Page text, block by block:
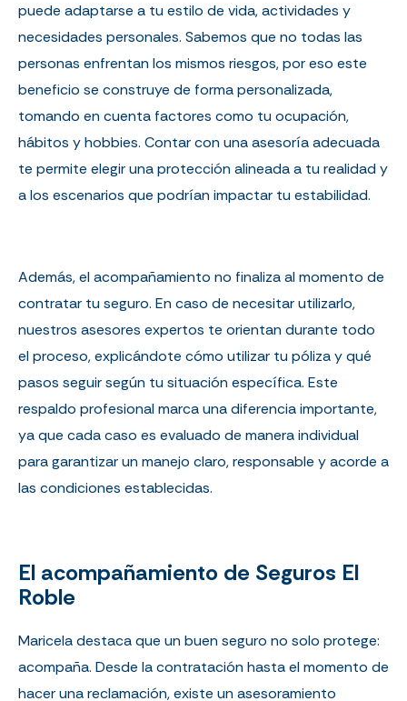
puede adaptarse a tu estilo de vida, actividades y
necesidades personales. Sabemos que no todas las
personas enfrentan los mismos riesgos, por eso este
beneficio se construye de forma personalizada,
tomando en cuenta factores como tu ocupación,
hábitos y hobbies. Contar con una asesoría adecuada
te permite elegir una protección alineada a tu realidad y
a los escenarios que podrían impactar tu estabilidad.
Además, el acompañamiento no finaliza al momento de
contratar tu seguro. En caso de necesitar utilizarlo,
nuestros asesores expertos te orientan durante todo
el proceso, explicándote cómo utilizar tu póliza y qué
pasos seguir según tu situación específica. Este
respaldo profesional marca una diferencia importante,
ya que cada caso es evaluado de manera individual
para garantizar un manejo claro, responsable y acorde a
las condiciones establecidas.
El acompañamiento de Seguros El
Roble
Maricela destaca que un buen seguro no solo protege:
acompaña. Desde la contratación hasta el momento de
hacer una reclamación, existe un asesoramiento